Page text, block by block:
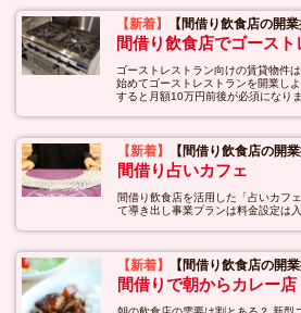
【新着】 【間借り飲食店の開
間借り飲食店でゴース
ゴーストレストラン向けの賃貸物件
始めてゴーストレストランを開業し
すると月額10万円前後が必須になり
【新着】 【間借り飲食店の開
間借り占いカフェ
間借り飲食店を活用した「占いカフ
て導き出し事業プランは料金設定は
【新着】 【間借り飲食店の開
間借りで朝からカレー店